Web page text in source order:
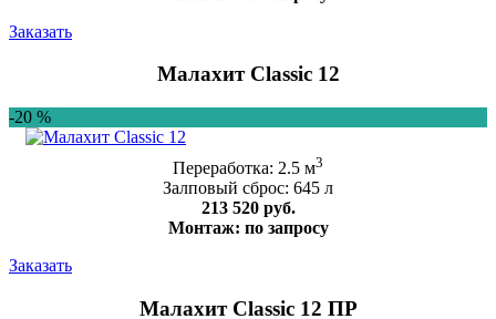
Заказать
Малахит Classic 12
-20 %
Переработка: 2.5 м3
Залповый сброс: 645 л
213 520 руб.
Монтаж: по запросу
Заказать
Малахит Classic 12 ПР